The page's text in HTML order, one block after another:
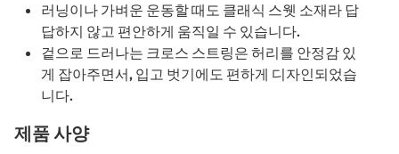
러닝이나 가벼운 운동할 때도 클래식 스웻 소재라 답
답하지 않고 편안하게 움직일 수 있습니다.
겉으로 드러나는 크로스 스트링은 허리를 안정감 있
게 잡아주면서, 입고 벗기에도 편하게 디자인되었습
니다.
제품 사양